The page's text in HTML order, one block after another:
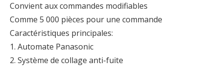
Convient aux commandes modifiables
Comme 5 000 pièces pour une commande
Caractéristiques principales:
1. Automate Panasonic
2. Système de collage anti-fuite